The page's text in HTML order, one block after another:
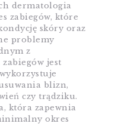
dermatologia
zabiegów, które
skóry oraz
problemy
z
jest
blizn,
czy trądziku.
która zapewnia
okres